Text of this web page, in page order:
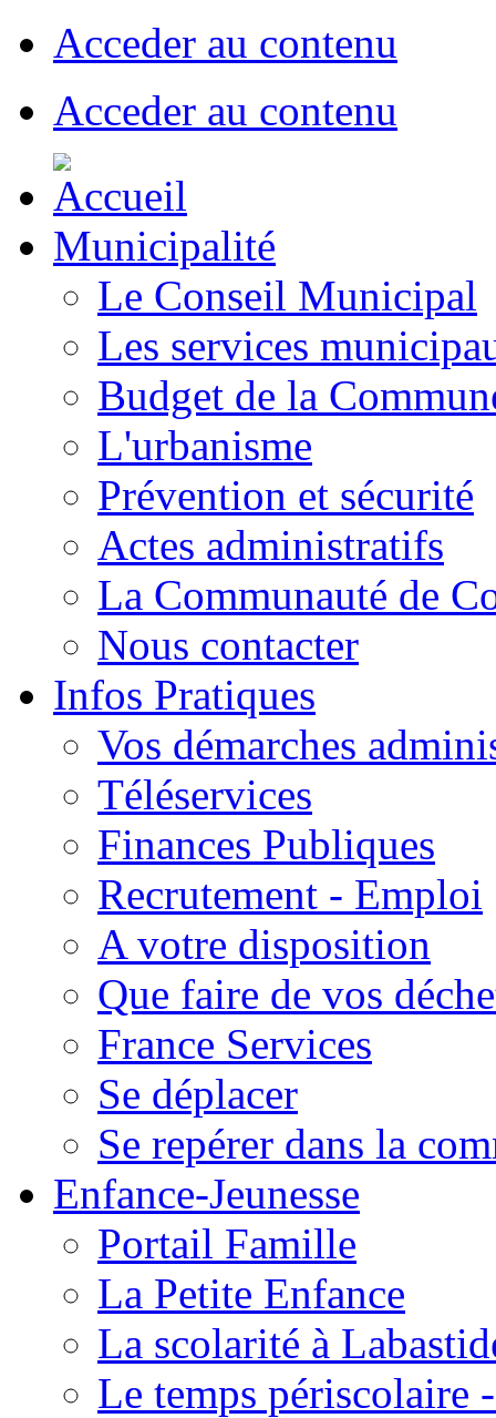
Acceder au contenu
Acceder au contenu
Municipalité
Le Conseil Municipal
Les services
Budget de la
L'urbanisme
Prévention et sécurité
Actes administratifs
La Communauté de
Nous contacter
Infos Pratiques
Vos démarches
Téléservices
Finances Publiques
Recrutement - Emploi
A votre disposition
Que faire de vos
France Services
Se déplacer
Se repérer dans la
Enfance-Jeunesse
Portail Famille
La Petite Enfance
La scolarité à
Le temps périscolaire